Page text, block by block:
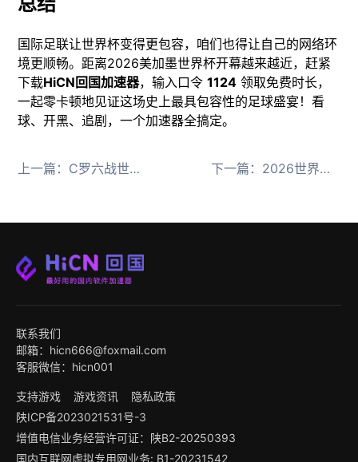
国际足联让世界杯变得更包容，咱们也得让自己的网络环
境更顺畅。距离2026美加墨世界杯开幕越来越近，赶紧
下载HiCN回国加速器，输入口令1124 领取免费时长，
一起零卡顿地见证这场史上最具包容性的足球盛宴！看
球、开黑、追剧，一个加速器全搞定。
上一篇： C罗六战世界杯 海外看中文直播用HiCN回国加速器 下一篇： 2026世界杯神曲Goals上线 海外听歌用HiCN回国加速器
联系我们
邮箱：hicn666@foxmail.com
客服微信：hicn001
支持游戏 游戏资讯
隐私政策
陕ICP备2023021531号-3
增值电信业务经营许可证：陕B2-20250393
国内互联网虚拟专用网业务: B1-20231542